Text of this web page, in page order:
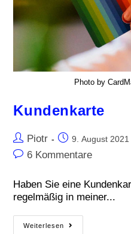
Photo by
Kundenkarte
Piotr 9. August 2021
6 Kommentare
Haben Sie eine
regelmäßig in meiner...
Weiterlesen